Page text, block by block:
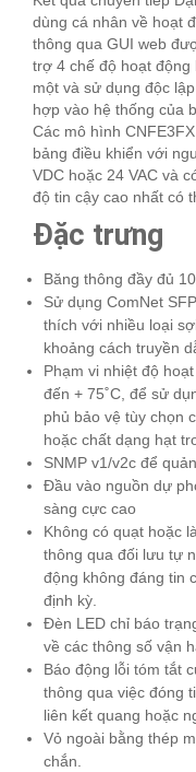
dùng cá nhân về hoạt
thông qua GUI web
trợ 4 chế độ hoạt động
một và sử dụng độc
hợp vào hệ thống của
Các mô hình
bảng điều khiển với
VDC hoặc 24 VAC và
độ tin cậy cao nhất có
Đặc trưng
Băng thông đầy đủ
Sử dụng ComNet
thích với nhiều loại
khoảng cách truyền
Phạm vi nhiệt độ
đến + 75˚C, để sử
phủ bảo vệ tùy chọn
hoặc chất dạng hạt
SNMP v1/v2c để
Đầu vào nguồn dự
sàng cực cao
Không có quạt hoặc
thông qua đối lưu tự
động không đáng tin
định kỳ.
Đèn LED chỉ báo
về các thông số vận
Báo động lỗi tóm tắt
thông qua việc đóng
liên kết quang hoặc
Vỏ ngoài bằng thép
chắn.